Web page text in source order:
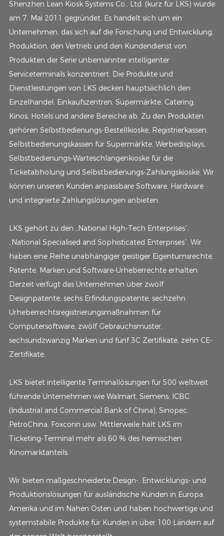
Shenzhen Lean Kiosk Systems Co., Ltd. (kurz für LKS) wurde
am 7. Mai 2011 gegründet. Es handelt sich um ein
Unternehmen, das sich auf die Forschung und Entwicklung,
Produktion, den Vertrieb und den Kundendienst von
Produkten der Serie unbemannter intelligenter
Serviceterminals konzentriert. Die Produkte und
Dienstleistungen von LKS decken hauptsächlich den
Einzelhandel, Einkaufszentren, Supermärkte, Catering,
Kinos, Hotels und andere Bereiche ab. Zu den Produkten
gehören Selbstbedienungs-Bestellkioske, Registrierkassen,
Selbstbedienungskassen für Supermärkte, Werbedisplays,
Selbstbedienungs-Warteschlangenkioske für die
Ticketabholung und Selbstbedienungs-Zahlungskioske. Wir
können unseren Kunden anpassbare Software, Hardware
und integrierte Zahlungslösungen anbieten.
LKS gehört zu den „National High-Tech Enterprises“,
„National Specialised and Sophisticated Enterprises“. Wir
haben eine Reihe unabhängiger geistiger Eigentumsrechte,
Patente, Marken und Software-Urheberrechte erhalten.
Derzeit verfügt das Unternehmen über zwölf
Designpatente, sechs Erfindungspatente, sechzehn
Urheberrechtsregistrierungsmaßnahmen für
Computersoftware, zwölf Gebrauchsmuster,
sechsundzwanzig Marken und fünf 3C Zertifikate, zehn CE-
Zertifikate.
LKS bietet intelligente Terminallösungen für 500 weltweit
führende Unternehmen wie Walmart, Siemens, ICBC
(Industrial and Commercial Bank of China), Sinopec,
PetroChina, Foxconn usw. Mittlerweile hält LKS im
Ticketing-Terminal mehr als 60 % des heimischen
Kinomarktanteils.
Wir bieten maßgeschneiderte Design-, Entwicklungs- und
Produktionslösungen für ausländische Kunden in Europa,
Amerika und im Nahen Osten und haben hochwertige und
systemstabile Produkte für Kunden in über 100 Ländern auf